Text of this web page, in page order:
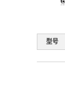
型号